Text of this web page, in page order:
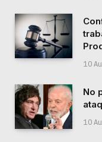
10
No
10